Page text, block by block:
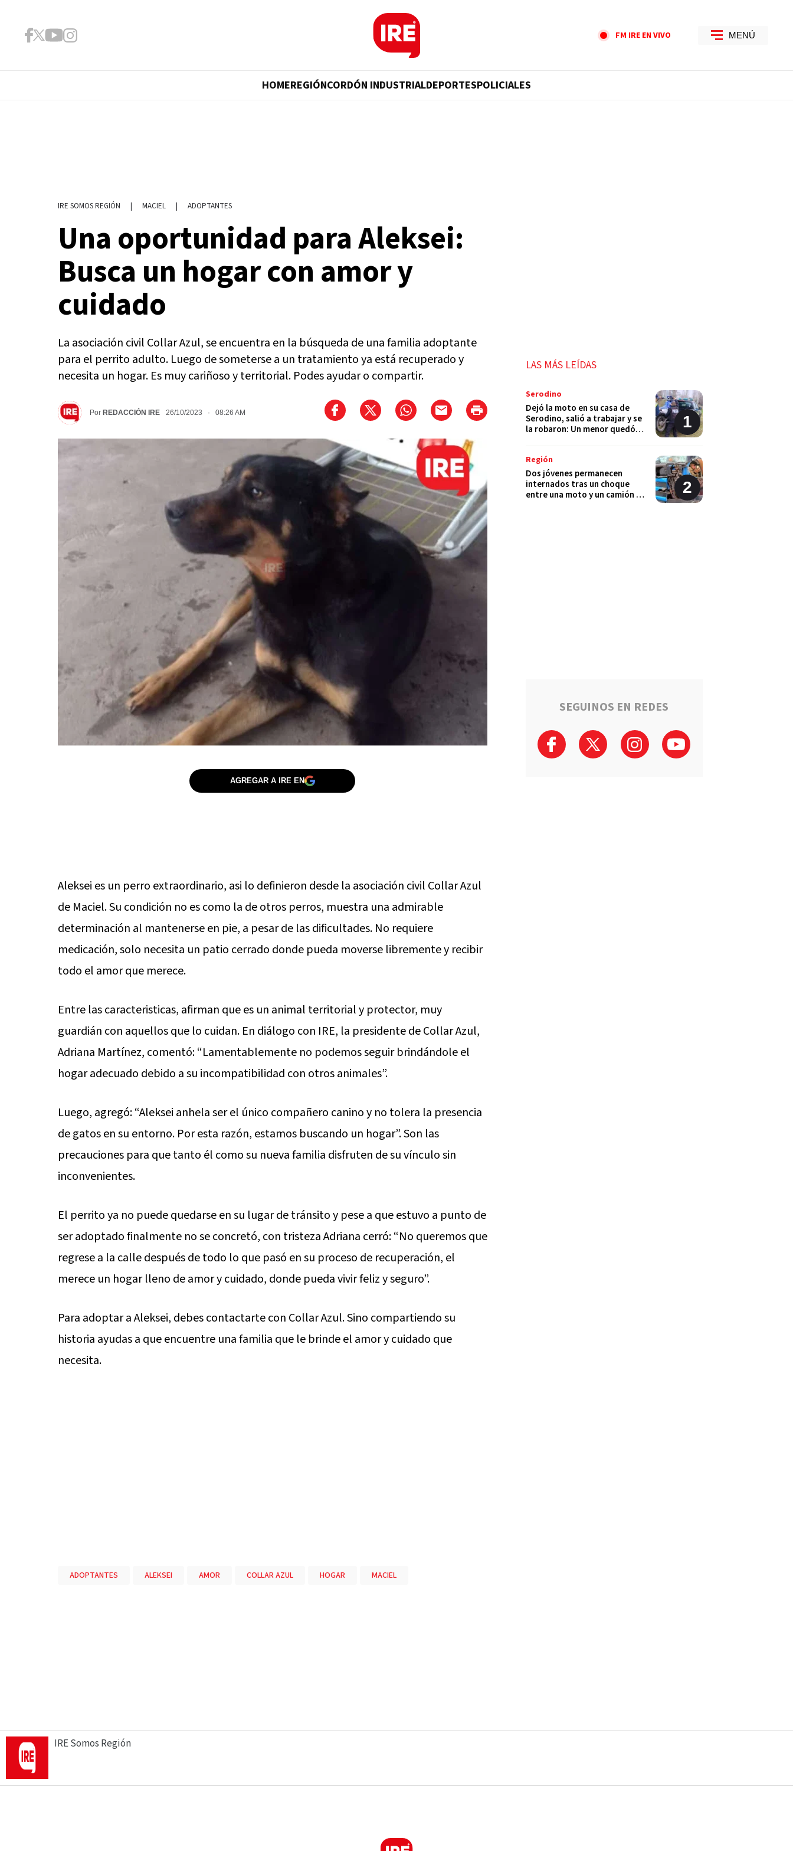
FM IRE EN VIVO MENÚ
HOMEREGIÓNCORDÓN INDUSTRIALDEPORTESPOLICIALES
IRE SOMOS REGIÓN | MACIEL | ADOPTANTES
Una oportunidad para Aleksei:
Busca un hogar con amor y
cuidado
La asociación civil Collar Azul, se encuentra en la búsqueda de una familia adoptante
para el perrito adulto. Luego de someterse a un tratamiento ya está recuperado y
necesita un hogar. Es muy cariñoso y territorial. Podes ayudar o compartir.
Por REDACCIÓN IRE 26/10/2023 · 08:26 AM
AGREGAR A IRE EN
Aleksei es un perro extraordinario, asi lo definieron desde la asociación civil Collar Azul
de Maciel. Su condición no es como la de otros perros, muestra una admirable
determinación al mantenerse en pie, a pesar de las dificultades. No requiere
medicación, solo necesita un patio cerrado donde pueda moverse libremente y recibir
todo el amor que merece.
Entre las caracteristicas, afirman que es un animal territorial y protector, muy
guardián con aquellos que lo cuidan. En diálogo con IRE, la presidente de Collar Azul,
Adriana Martínez, comentó: “Lamentablemente no podemos seguir brindándole el
hogar adecuado debido a su incompatibilidad con otros animales”.
Luego, agregó: “Aleksei anhela ser el único compañero canino y no tolera la presencia
de gatos en su entorno. Por esta razón, estamos buscando un hogar”. Son las
precauciones para que tanto él como su nueva familia disfruten de su vínculo sin
inconvenientes.
El perrito ya no puede quedarse en su lugar de tránsito y pese a que estuvo a punto de
ser adoptado finalmente no se concretó, con tristeza Adriana cerró: “No queremos que
regrese a la calle después de todo lo que pasó en su proceso de recuperación, el
merece un hogar lleno de amor y cuidado, donde pueda vivir feliz y seguro”.
Para adoptar a Aleksei, debes contactarte con Collar Azul. Sino compartiendo su
historia ayudas a que encuentre una familia que le brinde el amor y cuidado que
necesita.
ADOPTANTES ALEKSEI AMOR COLLAR AZUL HOGAR MACIEL
LAS MÁS LEÍDAS
Serodino
Dejó la moto en su casa de
Serodino, salió a trabajar y se
la robaron: Un menor quedó
Región
Dos jóvenes permanecen
internados tras un choque
entre una moto y un camión en
"Solo quería darle una
oportunidad"SEGUINOS EN REDES
IRE Somos Región